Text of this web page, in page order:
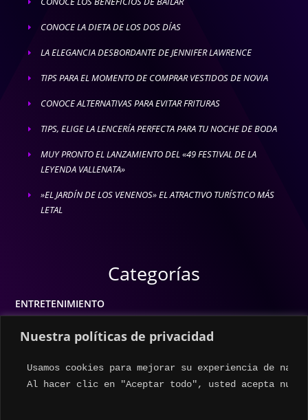
Nuestra políticas de privacidad
Usamos cookies para mejorar su experiencia de
Al hacer clic en "Aceptar todo", usted acepta
E CONOCE LA DIETA DE LOS DOS DÍAS
E LA ELEGANCIA DESBORDANTE DE JENNIFER LAWRENCE
E TIPS PARA EL MOMENTO DE COMPRAR VESTIDOS DE NOVIA
E CONOCE ALTERNATIVAS PARA EVITAR FRITURAS
E TIPS, ELIGE LA LENCERÍA PERFECTA PARA TU NOCHE DE BODA
E
MUY PRONTO EL LANZAMIENTO DEL «49 FESTIVAL DE LA
LEYENDA VALLENATA»
E
»EL JARDÍN DE LOS VENENOS» EL ATRACTIVO TURÍSTICO MÁS
LETAL
Categorías
ENTRETENIMIENTO
ESTILO DE VIDA